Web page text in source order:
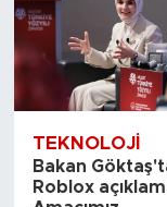
TEKNOLOJI
Bakan
Roblox